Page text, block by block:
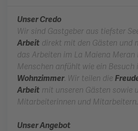
Unser Credo
Wir sind Gastgeber aus tiefster
Arbeit direkt mit den Gästen und
das Arbeiten im La Maiena Meran
Menschen anfühlt wie ein Besuch
Wohnzimmer. Wir teilen die
Arbeit mit unseren Gästen sowie
Mitarbeiterinnen und Mitarbeitern.
Unser Angebot